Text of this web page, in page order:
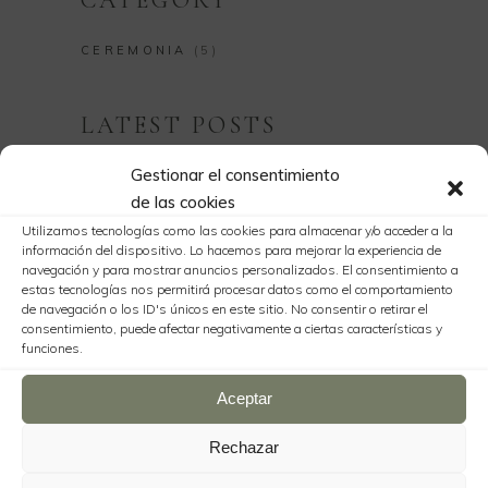
Gestionar el consentimiento
de las cookies
Utilizamos tecnologías como las cookies para almacenar y/o acceder a la
información del dispositivo. Lo hacemos para mejorar la experiencia de
navegación y para mostrar anuncios personalizados. El consentimiento a
estas tecnologías nos permitirá procesar datos como el comportamiento
de navegación o los ID's únicos en este sitio. No consentir o retirar el
consentimiento, puede afectar negativamente a ciertas características y
funciones.
Aceptar
Rechazar
CEREMONIA (5)
LATEST POSTS
Sorry, no posts matched your criteria.
INSTAGRAM